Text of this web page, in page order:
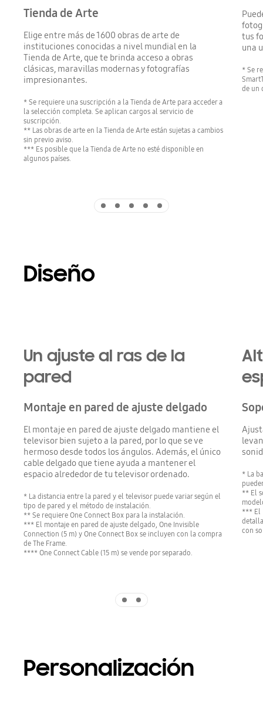
Tienda de Arte
Elige entre más de 1600 obras de arte de
instituciones conocidas a nivel mundial en la
Tienda de Arte, que te brinda acceso a obras
clásicas, maravillas modernas y fotografías
impresionantes.
* Se requiere una suscripción a la Tienda de Arte para acceder a
la selección completa. Se aplican cargos al servicio de
suscripción.
** Las obras de arte en la Tienda de Arte están sujetas a cambios
sin previo aviso.
*** Es posible que la Tienda de Arte no esté disponible en
algunos países.
tus
una
* Se
de un
Diseño
Un ajuste al ras de la
pared
Montaje en pared de ajuste delgado
El montaje en pared de ajuste delgado mantiene el
televisor bien sujeto a la pared, por lo que se ve
hermoso desde todos los ángulos. Además, el único
cable delgado que tiene ayuda a mantener el
espacio alrededor de tu televisor ordenado.
* La distancia entre la pared y el televisor puede variar según el
tipo de pared y el método de instalación.
** Se requiere One Connect Box para la instalación.
*** El montaje en pared de ajuste delgado, One Invisible
Connection (5 m) y One Connect Box se incluyen con la compra
de The Frame.
**** One Connect Cable (15 m) se vende por separado.
* La
** El
*** El
con
Personalización